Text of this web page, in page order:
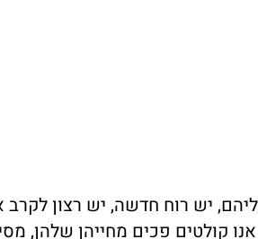
יש רוח חדשה, יש רצון
קולטים פכים מחייהן שלהן,